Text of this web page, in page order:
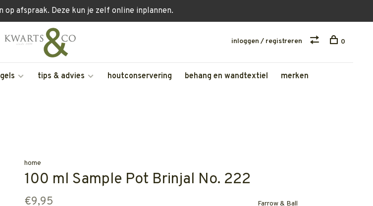
op afspraak. Deze kun je zelf online inplannen.
tips & advies houtconservering behang en wandtextiel merken
inloggen / registreren 0
home
100 ml Sample Pot Brinjal No. 222
€9,95 Farrow & Ball